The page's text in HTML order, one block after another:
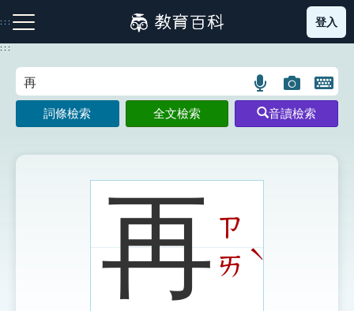
到
主
:::
注音索引圖示 筆畫索引圖示 部首索引表圖示
登入
:::
語
言
搜
示
圖
片
搜
開
鍵
圖
詞條檢索 全文檢索 音讀檢索
再ㄗ
ㄞˋ